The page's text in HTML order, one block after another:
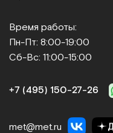
Время работы:
Пн-Пт: 8:00-19:00
Сб-Вс: 11:00-15:00
+7 (495) 150‑27‑26
met@met.ru